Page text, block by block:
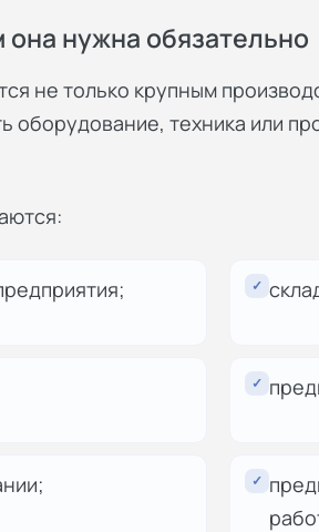
нужна обязательно
не только крупным
оборудование, техника или
✓
✓
✓